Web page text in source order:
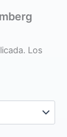
Los